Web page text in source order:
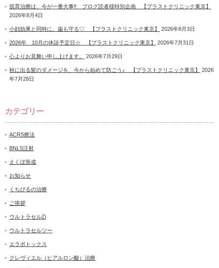
肌育治療は、今が一番大事‼ ブログ読者様特別企画 【プラストクリニック東京】
2026年8月4日
小顔効果と同時に、歯も守る♡ 【プラストクリニック東京】 2026年8月3日
2026年 10月の休診予定日☆ 【プラストクリニック東京】 2026年7月31日
心よりお見舞い申し上げます。 2026年7月29日
秋に出る髪のダメージを、今から始めて防ごう♪ 【プラストクリニック東京】
2026
年7月28日
カテゴリー
ACRS療法
BNLS注射
えくぼ形成
お知らせ
くちびるの治療
ご挨拶
ウルトラセルZi
ウルトラセルツー
エラボトックス
クレヴィエル（ヒアルロン酸）治療